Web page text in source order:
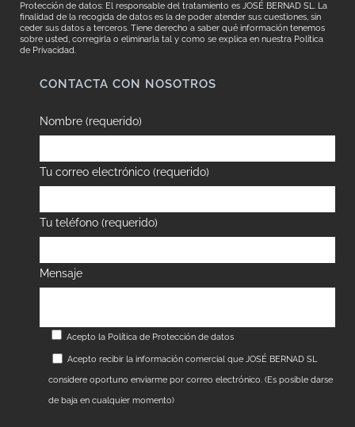
Protección de datos: El responsable del tratamiento es JOSÉ BERNAD SL. La
finalidad de la recogida de datos es la de poder atender sus cuestiones, sin
ceder sus datos a terceros. Tiene derecho a saber qué información tenemos
sobre usted, corregirla o eliminarla tal y como se explica en nuestra Política
de Privacidad.
CONTACTA CON NOSOTROS
Nombre (requerido)
Tu correo electrónico (requerido)
Tu teléfono (requerido)
Mensaje
Acepto la Política de Protección de datos
Acepto recibir la información comercial que JOSÉ BERNAD SL
considere oportuno enviarme por correo electrónico. (Es posible darse
de baja en cualquier momento)